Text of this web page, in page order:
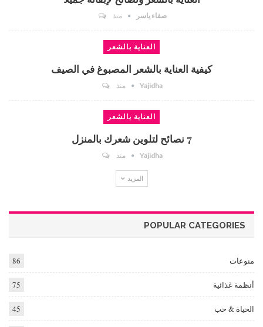
صفاء ياسر منذ
العناية بالشعر
كيفية العناية بالشعر المصبوغ في الصيف
Yajidha منذ
العناية بالشعر
7 نصائح لتلوين شعرك بالمنزل
Yajidha منذ
المزيد
POPULAR CATEGORIES
منوعات 86
أنظمة غذائية 75
الحياة & حب 45